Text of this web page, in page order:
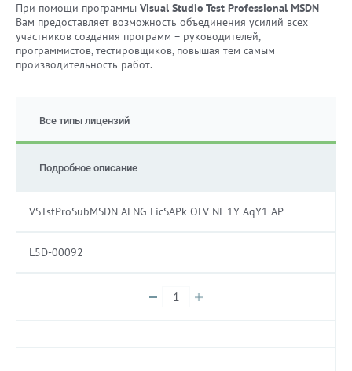
При помощи программы Visual Studio Test Professional MSDN
Вам предоставляет возможность объединения усилий всех
участников создания программ – руководителей,
программистов, тестировщиков, повышая тем самым
производительность работ.
Все типы лицензий
Подробное описание
VSTstProSubMSDN ALNG LicSAPk OLV NL 1Y AqY1 AP
L5D-00092